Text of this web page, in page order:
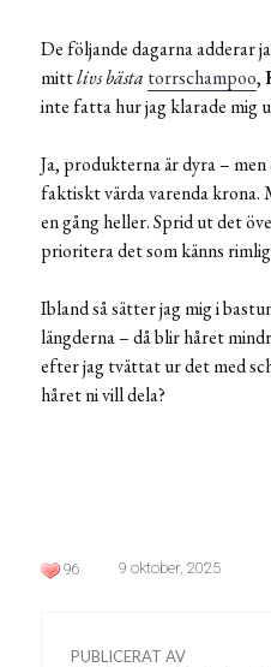
De följande dagarna adderar
mittlivs bästa torrschampoo,
inte fatta hur jag klarade mig
Ja, produkterna är dyra –
faktiskt värda varenda krona.
en gång heller. Sprid ut det
prioritera det som känns
Ibland så sätter jag mig i
längderna – då blir håret
efter jag tvättat ur det med
håret ni vill dela?
96 9 oktober, 2025
PUBLICERAT AV